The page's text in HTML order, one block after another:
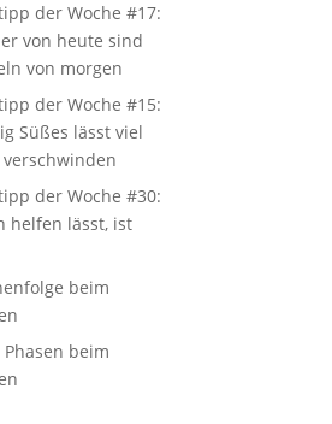
der Woche #17:
von heute sind
von morgen
der Woche #15:
Süßes lässt viel
der Woche #30:
helfen lässt, ist
beim
beim